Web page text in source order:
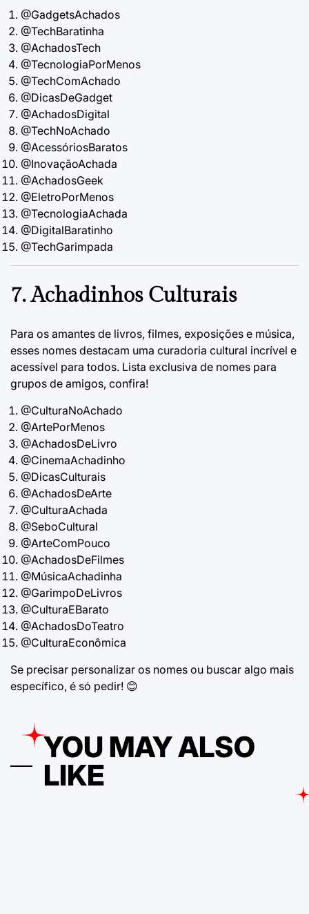
@GadgetsAchados
@TechBaratinha
@AchadosTech
@TecnologiaPorMenos
@TechComAchado
@DicasDeGadget
@AchadosDigital
@TechNoAchado
@AcessóriosBaratos
@InovaçãoAchada
@AchadosGeek
@EletroPorMenos
@TecnologiaAchada
@DigitalBaratinho
@TechGarimpada
7. Achadinhos Culturais
Para os amantes de livros, filmes, exposições e música,
esses nomes destacam uma curadoria cultural incrível e
acessível para todos. Lista exclusiva de nomes para
grupos de amigos, confira!
@CulturaNoAchado
@ArtePorMenos
@AchadosDeLivro
@CinemaAchadinho
@DicasCulturais
@AchadosDeArte
@CulturaAchada
@SeboCultural
@ArteComPouco
@AchadosDeFilmes
@MúsicaAchadinha
@GarimpoDeLivros
@CulturaEBarato
@AchadosDoTeatro
@CulturaEconômica
Se precisar personalizar os nomes ou buscar algo mais
específico, é só pedir! 😊
YOU MAY ALSO
LIKE